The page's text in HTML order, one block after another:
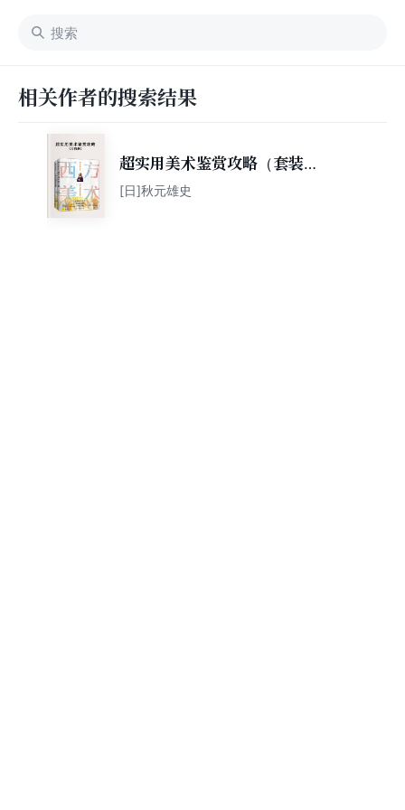
相关作者的搜索结果
超实用美术鉴赏攻略（套装共
2册）
[日]秋元雄史